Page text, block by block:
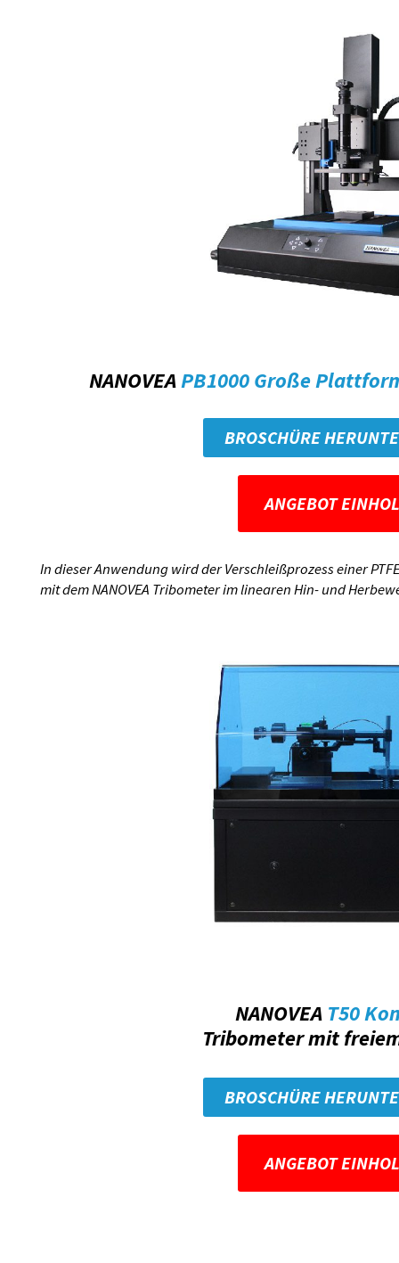
In dieser Anwendung wird der Verschleißprozess einer
mit dem NANOVEA Tribometer im linearen Hin- und
NANOVEA T50
Tribometer mit
BROSCHÜRE
ANGEBOT
NANOVEAPB1000 Große
BROSCHÜRE
ANGEBOT